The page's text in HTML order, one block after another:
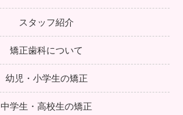
スタッフ紹介
矯正歯科について
幼児・小学生の矯正
中学生・高校生の矯正